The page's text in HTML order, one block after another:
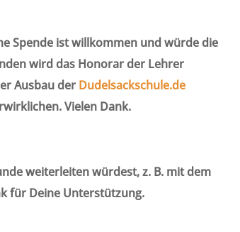
Spende ist willkommen und würde die
wird das Honorar der Lehrer
Ausbau der Dudelsackschule.de
Vielen Dank.
weiterleiten würdest, z. B. mit dem
für Deine Unterstützung.